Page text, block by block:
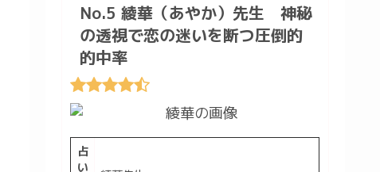
No.5 綾華（あやか）先生 神秘
の透視で恋の迷いを断つ圧倒的
的中率
占
い